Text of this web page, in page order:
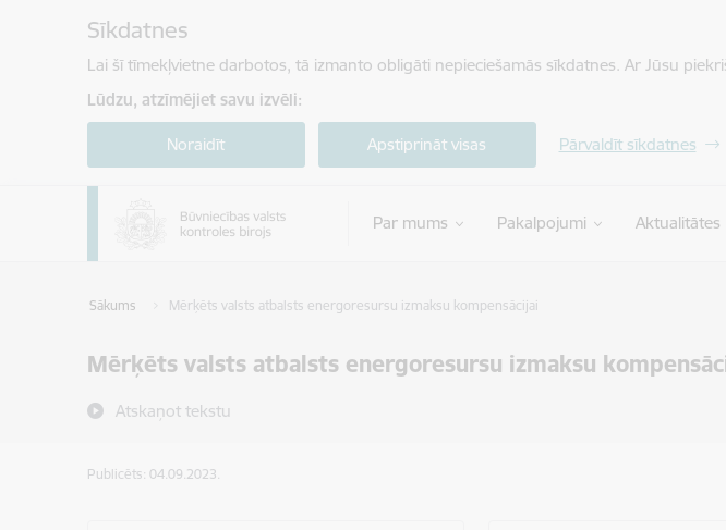
Sīkdatnes
Lai šī tīmekļvietne darbotos, tā izmanto obligāti nepieciešamās sīkdatnes. Ar Jūsu
Lūdzu, atzīmējiet savu izvēli:
Noraidīt Apstiprināt visas Pārvaldīt sīkdatnes
Par mums Pakalpojumi Aktualitātes
Sākums Mērķēts valsts atbalsts energoresursu izmaksu kompensācijai
Mērķēts valsts atbalsts energoresursu izmaksu
Atskaņot tekstu
Publicēts: 04.09.2023.